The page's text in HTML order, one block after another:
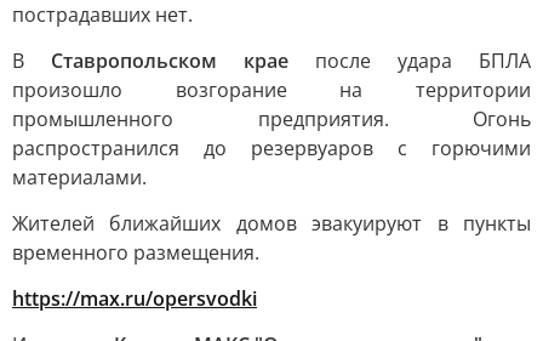
пострадавших нет.
В Ставропольском крае после удара БПЛА
произошло возгорание на территории
промышленного предприятия. Огонь
распространился до резервуаров с горючими
материалами.
Жителей ближайших домов эвакуируют в пункты
временного размещения.
https://max.ru/opersvodki